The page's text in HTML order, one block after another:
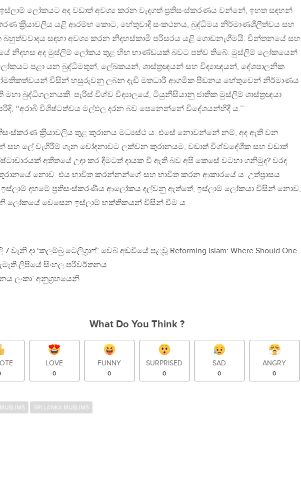
ලෝකයට අද වඩාත් අවශ්‍ය කරන වැදගත් ප‍්‍රතිසංස්කරණය වන්නේ, ඉහත සඳහන්
ක‍්‍රියාවලිය යළි ආරම්භ කොට, හේතුවාදි සංකථනය, බුද්ධිමය නිර්මාණශීලීත්වය සහ
බහුත්වවාදය සඳහා අවශ්‍ය කරන නිදහස්කාමී පරිසරය යළි ගොඩනැගීමයි. චින්තනයේ සහ
නිදහස අද මුස්ලිම් ලෝකය තුළ හිඟ භාණ්ඩයක් බවට පත්ව තිබේ. මුස්ලිම් ලෝකයෙන්
පළා යන බුද්ධිමතුන්, ලේඛකයන්, ශාස්ත‍්‍රඥයන් සහ විද්‍යාඥයන්, දේශපාලනික
විසින් හසුරුවනු ලබන දැඩි මතධාරී ආගමික පීඩනය හේතුවෙන් නිර්මාණය
බුද්ධිගලනයකි. පැරිස් විශ්ව විද්‍යාලයේ, ටියුනීසියානු ජාතික මුස්ලිම් ශාස්ත‍්‍රඥයා
‘‘අරාබි විශිෂ්ටත්වය මල්ඵල දරන බව පෙනෙන්නේ විදේශයන්හිදී ය.’’
ක‍්‍රියාවලිය තුළ කුරානය මධ්‍යස්ථ ය. එසේ නොවන්නේ නම්, අද ඇති වන
සහ ලේ වැගිරීම් ගැන චෝදනාවට ලක්වන කුරානයම, වඩාත් විශ්වදේශීක සහ වඩාත්
අතීතයේ උදා කර දීමටත් දායක වී ඇති බව අපි කෙසේ වටහා ගනිමුද? වරද
නොව. එය භාවිත කරන්නන්ගේ සහ භාවිත කරන ආකාරයේ ය. උත්ප‍්‍රාසය
දහමේ ප‍්‍රතිසංස්කරණීය ආලෝකය දල්වනු ඇත්තේ, ඉස්ලාම් ලෝකයා විසින් නොව,
ලෝකයේ වෙසෙන ඉස්ලාම් භක්තිකයන් විසින් වීම ය.
7 වැනි දා ‘කලම්බු ටෙලිග‍්‍රාෆ්’ වෙබ් අඩවියේ පළවූ Reforming Islam: Where Should One
ලිපියේ සිංහල පරිවර්තනය
ලංකා’ අනුග‍්‍රහයෙනි
What Do You Think ?
LOVE
0
FUNNY
0
SURPRISED
0
SAD
0
ANGRY
0
MUSLIMS SRI LANKA MUSLIMS